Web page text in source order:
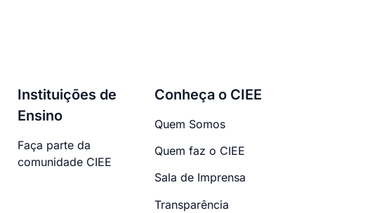
Instituições de
Ensino
Faça parte da
comunidade CIEE
Conheça o CIEE
Quem Somos
Quem faz o CIEE
Sala de Imprensa
Transparência